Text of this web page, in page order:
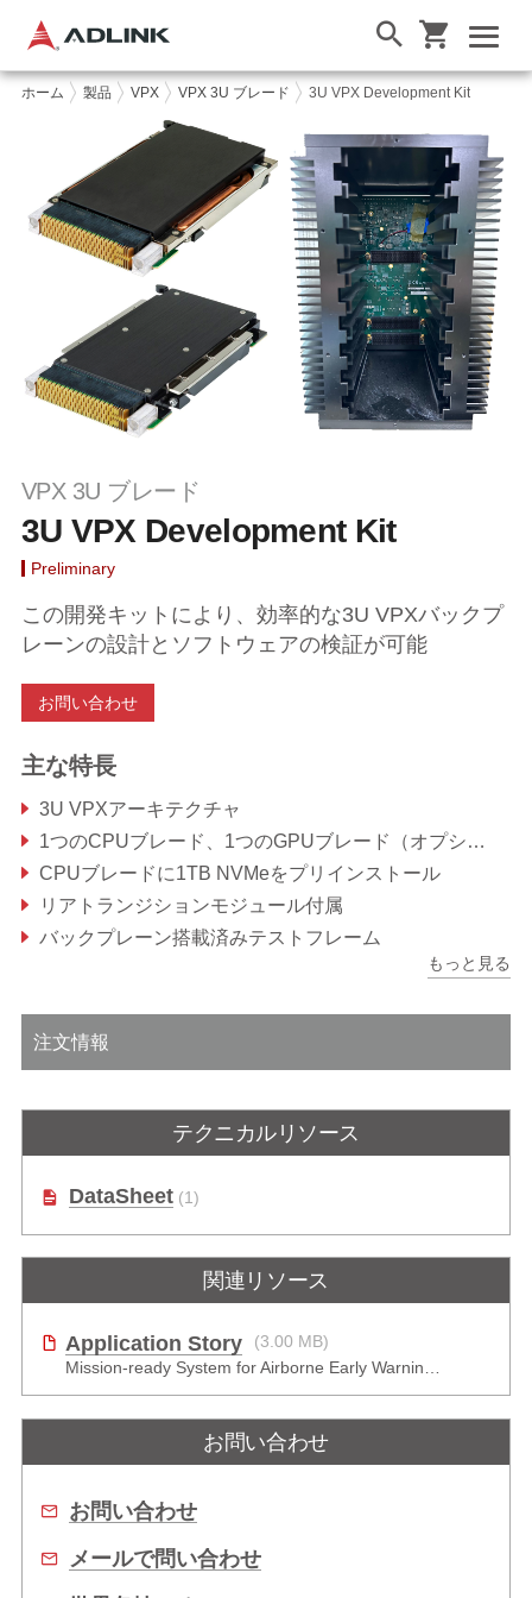
ホーム 製品 VPX VPX 3U ブレード 3U VPX Development Kit
VPX 3U ブレード
3U VPX Development Kit
Preliminary
この開発キットにより、効率的な3U VPXバックプ
レーンの設計とソフトウェアの検証が可能
お問い合わせ
主な特長
3U VPXアーキテクチャ
1つのCPUブレード、1つのGPUブレード（オプション）、SOSAアラインド
CPUブレードに1TB NVMeをプリインストール
リアトランジションモジュール付属
バックプレーン搭載済みテストフレーム
もっと見る
注文情報
テクニカルリソース
DataSheet(1)
関連リソース
Application Story
(3.00 MB)
Mission-ready System for Airborne Early Warning & Control in Harsh Environments
お問い合わせ
お問い合わせ
メールで問い合わせ